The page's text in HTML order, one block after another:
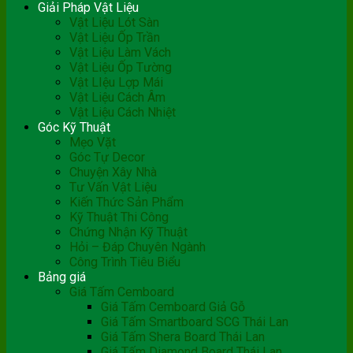
Giải Pháp Vật Liệu
Vật Liệu Lót Sàn
Vật Liệu Ốp Trần
Vật Liệu Làm Vách
Vật Liệu Ốp Tường
Vật LIệu Lợp Mái
Vật Liệu Cách Âm
Vật Liệu Cách Nhiệt
Góc Kỹ Thuật
Mẹo Vặt
Góc Tự Decor
Chuyện Xây Nhà
Tư Vấn Vật Liệu
Kiến Thức Sản Phẩm
Kỹ Thuật Thi Công
Chứng Nhận Kỹ Thuật
Hỏi – Đáp Chuyên Ngành
Công Trình Tiêu Biểu
Bảng giá
Giá Tấm Cemboard
Giá Tấm Cemboard Giả Gỗ
Giá Tấm Smartboard SCG Thái Lan
Giá Tấm Shera Board Thái Lan